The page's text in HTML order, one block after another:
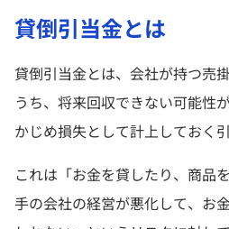
貸倒引当金とは
貸倒引当金とは、会社が持つ売
うち、将来回収できない可能性
かじめ損失として計上しておく
これは「お金を貸したり、商品
手の会社の経営が悪化して、お